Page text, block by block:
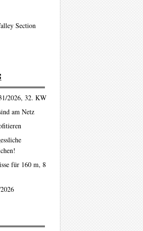
Section
2026, 32. KW
am Netz
für 160 m, 8